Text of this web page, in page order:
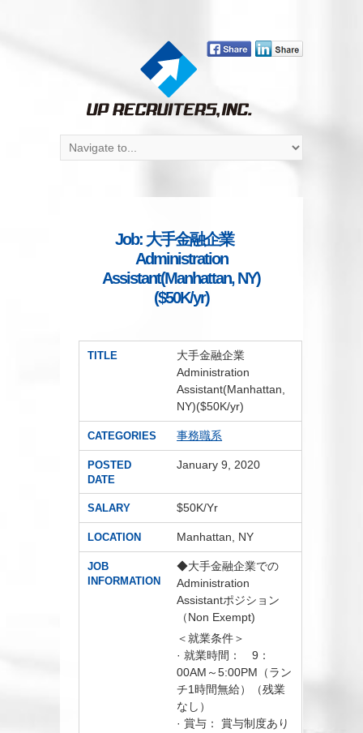
Job: 大手金融企業
Administration
Assistant(Manhattan, NY)
($50K/yr)
TITLE
大手金融企業
Administration
Assistant(Manhattan,
NY)($50K/yr)
CATEGORIES 事務職系
POSTED
DATE
January 9, 2020
SALARY $50K/Yr
LOCATION Manhattan, NY
JOB
INFORMATION
◆大手金融企業での
Administration
Assistantポジション
（Non Exempt)
＜就業条件＞
· 就業時間： 9：
00AM～5:00PM（ラン
チ1時間無給）（残業
なし）
· 賞与： 賞与制度あり